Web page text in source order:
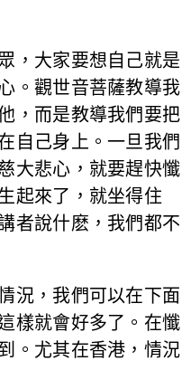
，大家要想自己就是
。觀世音菩薩教導我
，而是教導我們要把
自己身上。一旦我們
大悲心，就要趕快懺
起來了，就坐得住
者說什麽，我們都不
況，我們可以在下面
樣就會好多了。在懺
。尤其在香港，情況